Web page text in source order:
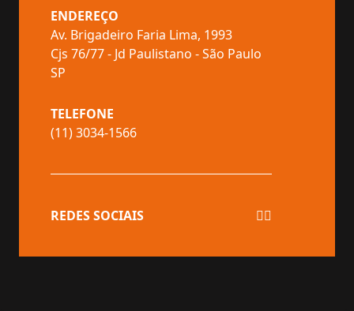
ENDEREÇO
Av. Brigadeiro Faria Lima, 1993
Cjs 76/77 - Jd Paulistano - São Paulo
SP
TELEFONE
(11) 3034-1566
REDES SOCIAIS